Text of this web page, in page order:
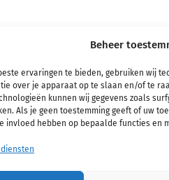
Beheer
ervaringen te bieden, gebruiken wij
over je apparaat op te slaan en/of te
kunnen wij gegevens zoals
Als je geen toestemming geeft of uw
invloed hebben op bepaalde functies en
Retourneren
Privacybeleid